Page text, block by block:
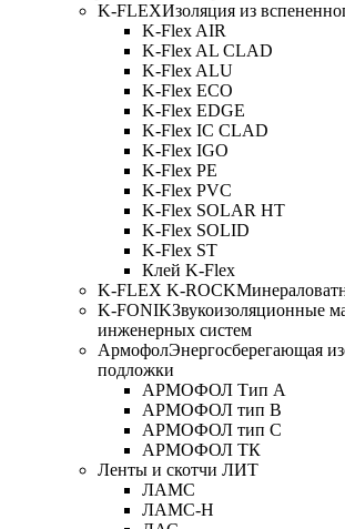
K-FLEXИзоляция из
K-Flex AIR
K-Flex AL CLAD
K-Flex ALU
K-Flex ECO
K-Flex EDGE
K-Flex IC CLAD
K-Flex IGO
K-Flex PE
K-Flex PVC
K-Flex SOLAR HT
K-Flex SOLID
K-Flex ST
Клей K-Flex
K-FLEX K-ROCK
K-FONIKЗвукоизоляционные
инженерных систем
АрмофолЭнергосберегающая
подложки
АРМОФОЛ Тип А
АРМОФОЛ тип В
АРМОФОЛ тип C
АРМОФОЛ ТК
Ленты и скотчи ЛИТ
ЛАМС
ЛАМС-Н